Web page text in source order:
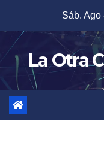
content
Sáb. Ago
La Otra